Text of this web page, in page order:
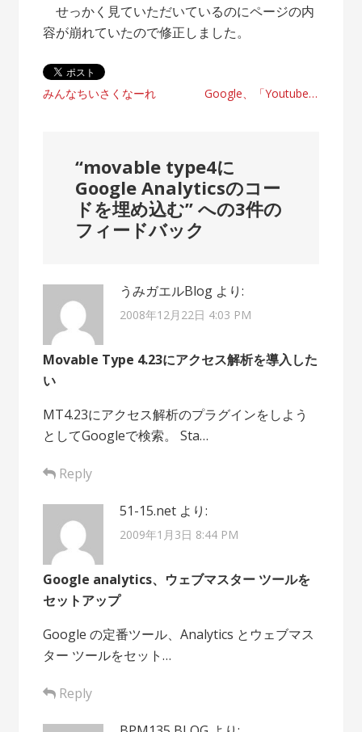
せっかく見ていただいているのにページの内
容が崩れていたので修正しました。
投
シ
ョ
ン
みんなちいさくなーれ Google、「Youtubeのコンテンツについて責任は持たない」
“movable type4に
Google Analyticsのコー
ドを埋め込む” への3件の
フィードバック
うみガエルBlog より:
2008年12月22日 4:03 PM
Movable Type 4.23にアクセス解析を導入した
い
MT4.23にアクセス解析のプラグインをしよう
としてGoogleで検索。 Sta…
Reply
51-15.net より:
2009年1月3日 8:44 PM
Google analytics、ウェブマスター ツールを
セットアップ
Google の定番ツール、Analytics とウェブマス
ター ツールをセット…
Reply